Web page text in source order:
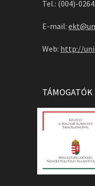
Tel.: (004)-
E-mail:
Web: http://
TÁMOGATÓK